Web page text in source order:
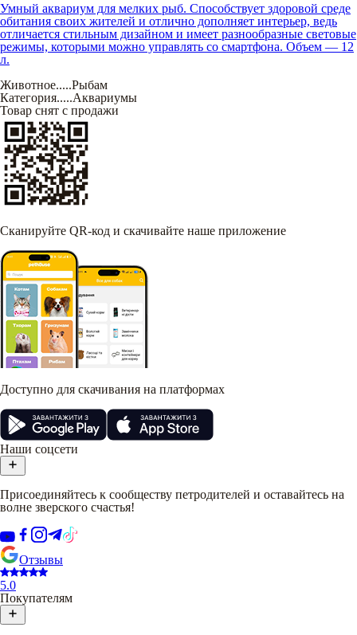
Умный аквариум для мелких рыб. Способствует здоровой среде
обитания своих жителей и отлично дополняет интерьер, ведь
отличается стильным дизайном и имеет разнообразные световые
режимы, которыми можно управлять со смартфона. Объем — 12
л.
Животное.....Рыбам
Категория.....Аквариумы
Товар снят с продажи
Сканируйте QR-код и скачивайте наше приложение
Доступно для скачивания на платформах
Наши соцсети
Присоединяйтесь к сообществу петродителей и оставайтесь на
волне зверского счастья!
Отзывы
5.0
Покупателям